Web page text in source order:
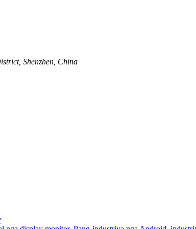
Shenzhen, China